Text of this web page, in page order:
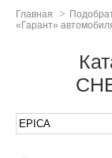
Главная >
«Гарант»